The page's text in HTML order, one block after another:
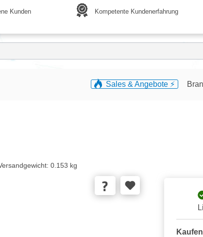
Kunden Kompetente Kundenerfahrung
Sales & Angebote ⚡️
0.153 kg